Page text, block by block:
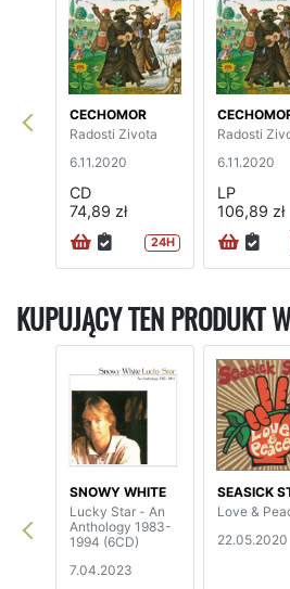
CECHOMOR
Radosti Zivota
6.11.2020
CD
74,89 zł
24H
Radosti
6.11.2020
LP
106,89 zł
KUPUJĄCY TEN PRODUKT
SNOWY WHITE
Lucky Star - An
Anthology 1983-
1994 (6CD)
7.04.2023
SEASICK
Love &
22.05.2020